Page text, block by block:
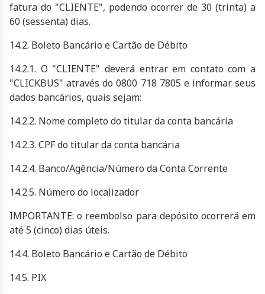
fatura do "CLIENTE", podendo ocorrer de 30 (trinta) a
60 (sessenta) dias.
14.2. Boleto Bancário e Cartão de Débito
14.2.1. O "CLIENTE" deverá entrar em contato com a
"CLICKBUS" através do 0800 718 7805 e informar seus
dados bancários, quais sejam:
14.2.2. Nome completo do titular da conta bancária
14.2.3. CPF do titular da conta bancária
14.2.4. Banco/Agência/Número da Conta Corrente
14.2.5. Número do localizador
IMPORTANTE: o reembolso para depósito ocorrerá em
até 5 (cinco) dias úteis.
14.4. Boleto Bancário e Cartão de Débito
14.5. PIX